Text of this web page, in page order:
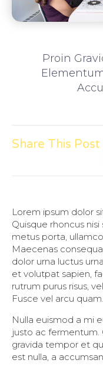
Proin
Share This Post
Lorem ipsum dolor
Quisque rhoncus
metus porta,
Maecenas
dolor urna luctus
et volutpat sapien,
rutrum purus risus,
Fusce vel arcu quam.
Nulla euismod a mi
justo ac fermentum.
gravida tempor et
est nulla, a